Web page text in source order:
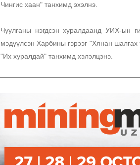
Чингис хаан" танхимд эхэлнэ.
Чуулганы нэгдсэн хуралдаанд УИХ-ын
мэдүүлсэн Харбины гэрээг "Хянан
"Их хуралдай" танхимд хэлэлцэнэ.